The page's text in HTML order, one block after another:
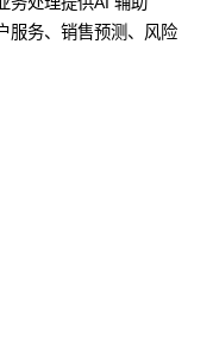
服务、销售预测、风险